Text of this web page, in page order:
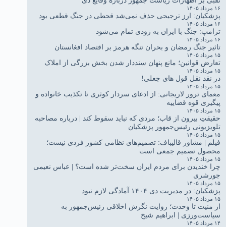
۱۶ مرداد ۱۴۰۵
پزشکیان: ارز ترجیحی حذف نمی‌شد قحطی در جنگ قطعی بود
۱۶ مرداد ۱۴۰۵
ترامپ: جنگ با ایران به زودی تمام می‌شود
۱۶ مرداد ۱۴۰۵
تاثیر جنگ رمضان و بحران تنگه هرمز بر اقتصاد افغانستان
۱۵ مرداد ۱۴۰۵
تعارض قوانین؛ مانع پنهان سنددار شدن بخش بزرگی از املاک
۱۵ مرداد ۱۴۰۵
در نقد نقل قول های جعلی!
۱۵ مرداد ۱۴۰۵
معمای ترور لاریجانی: از ادعای سردار کوثری تا تکذیب خانواده و
پیگیری قوه قضاییه
۱۵ مرداد ۱۴۰۵
حقیقتِ بیرون از قاب؛ مردی که نباید سقوط کند | درباره مصاحبه
تلویزیونی رئیس‌جمهور پزشکیان
۱۵ مرداد ۱۴۰۵
فیلم | مشاور قالیباف: تصمیم‌های نظامی کشور فردی نیست؛
محصول تصمیم جمعی است
۱۵ مرداد ۱۴۰۵
چرا خندیدن برای مردم ایران سخت‌تر شده است؟ | عباس نعیمی
جورشری
۱۵ مرداد ۱۴۰۵
پزشکیان: در مدیریت دی ۱۴۰۴ آمادگی لازم نبود
۱۵ مرداد ۱۴۰۵
از منیت تا وحدت؛ روایت نگرش اخلاقی رئیس‌جمهور به
سیاست‌ورزی | ابراهیم شیخ
۱۴ مرداد ۱۴۰۵